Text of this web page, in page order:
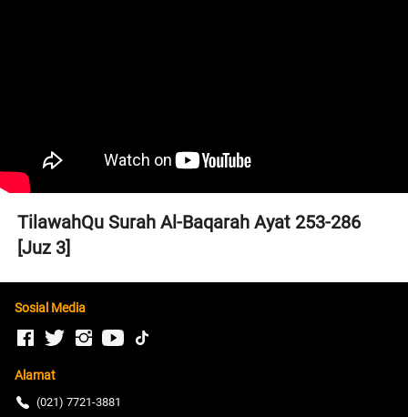
TilawahQu Surah Al-Baqarah Ayat 253-286
[Juz 3]
Sosial Media
Alamat
(021) 7721-3881